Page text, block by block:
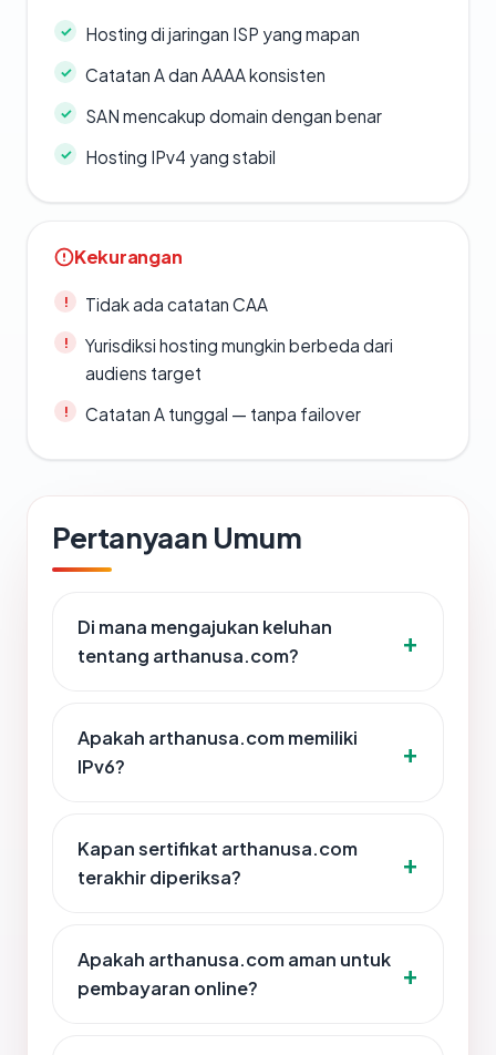
Hosting di jaringan ISP yang mapan
Catatan A dan AAAA konsisten
SAN mencakup domain dengan benar
Hosting IPv4 yang stabil
Kekurangan
Tidak ada catatan CAA
Yurisdiksi hosting mungkin berbeda dari
audiens target
Catatan A tunggal — tanpa failover
Pertanyaan Umum
Di mana mengajukan keluhan
tentang arthanusa.com?
Apakah arthanusa.com memiliki
IPv6?
Kapan sertifikat arthanusa.com
terakhir diperiksa?
Apakah arthanusa.com aman untuk
pembayaran online?